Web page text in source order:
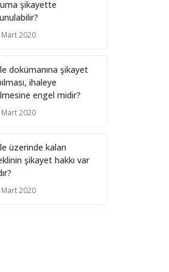
28 Şubat 2025
ortak girişim
durumunda kim
?
10 Aralık 2024
hizmet alımı
istenecek
10 Aralık 2024
şikayette
2020
dokümanına şikayet
ihaleye
engel midir?
2020
üzerinde kalan
şikayet hakkı var
2020